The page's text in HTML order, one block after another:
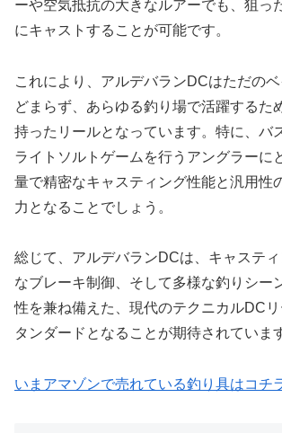
ーや空気抵抗の大きなルアーでも、狙っ
にキャストすることが可能です。
これにより、アルデバランDCはただの
どまらず、あらゆる釣り場で活躍するた
持ったリールとなっています。特に、バ
ライトソルトゲームを行うアングラーに
量で精密なキャスティング性能と汎用性
力となることでしょう。
総じて、アルデバランDCは、キャステ
なブレーキ制御、そして多様な釣りシー
性を兼ね備えた、現代のテクニカルDC
タンダードとなることが期待されていま
いまアマゾンで売れている釣り具はコチ